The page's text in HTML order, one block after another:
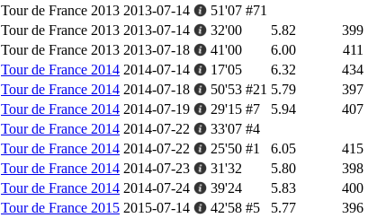
Tour de France 2013 2013-07-14 51'07 #71
Tour de France 2013 2013-07-14 32'00 5.82
399
Tour de France 2013 2013-07-18 41'00 6.00
411
Tour de France 2014 2014-07-14 17'05 6.32
434
Tour de France 2014 2014-07-18 50'53 #21 5.79
397
Tour de France 2014 2014-07-19 29'15 #7 5.94
407
Tour de France 2014 2014-07-22 33'07 #4
Tour de France 2014 2014-07-22 25'50 #1 6.05
415
Tour de France 2014 2014-07-23 31'32 5.80
398
Tour de France 2014 2014-07-24 39'24 5.83
400
Tour de France 2015 2015-07-14 42'58 #5 5.77
396